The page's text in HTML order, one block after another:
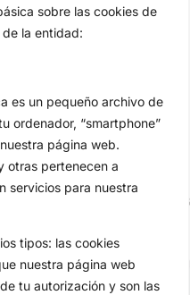
sobre las cookies de
la entidad:
es un pequeño archivo de
ordenador, “smartphone”
página web.
otras pertenecen a
servicios para nuestra
tipos: las cookies
nuestra página web
tu autorización y son las